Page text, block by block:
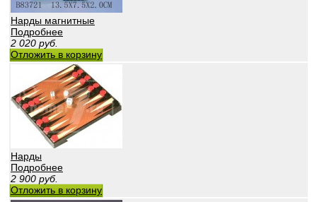
Нарды магнитные
Подробнее
2 020 руб.
Отложить в корзину
Нарды
Подробнее
2 900 руб.
Отложить в корзину